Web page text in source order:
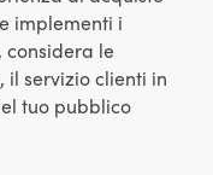
implementi i
le
il servizio clienti in
tuo pubblico